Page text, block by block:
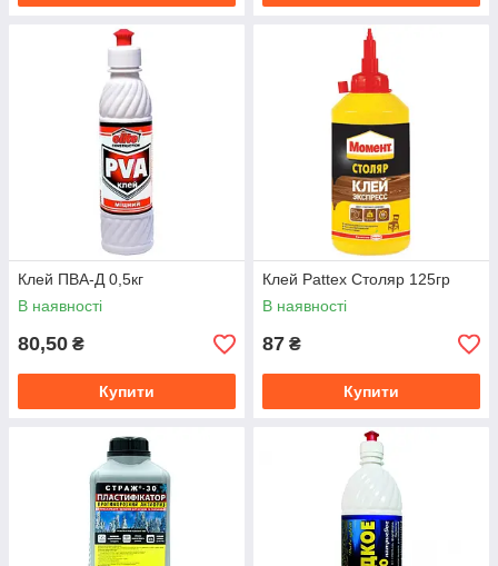
Клей ПВА-Д 0,5кг
В наявності
80,50 ₴
Купити
Клей Pattex Столяр 125гр
В наявності
87 ₴
Купити